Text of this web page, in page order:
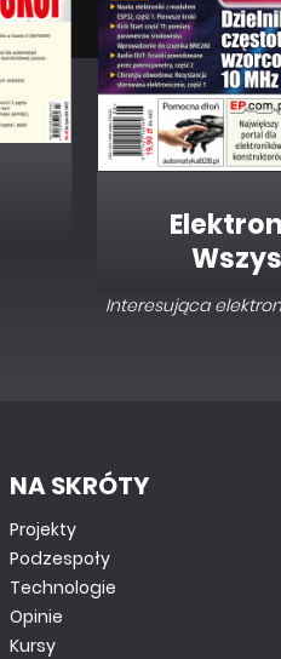
Interesująca
NA SKRÓTY
Projekty
Podzespoły
Technologie
Opinie
Kursy